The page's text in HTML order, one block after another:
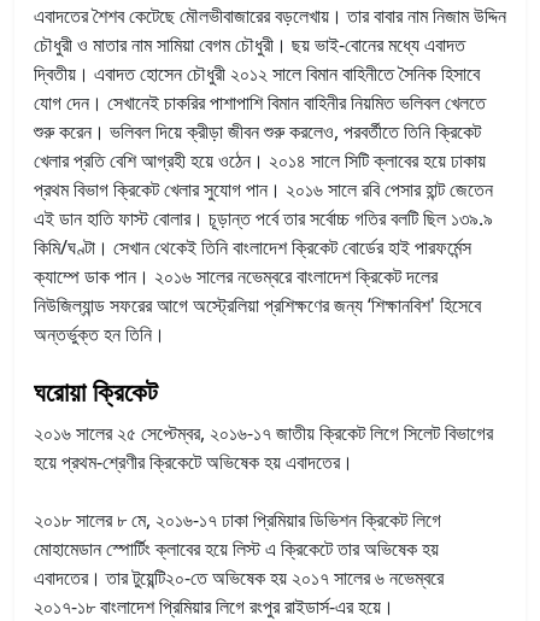
এবাদতের শৈশব কেটেছে মৌলভীবাজারের বড়লেখায়। তার বাবার নাম নিজাম উদ্দিন
চৌধুরী ও মাতার নাম সামিয়া বেগম চৌধুরী। ছয় ভাই-বোনের মধ্যে এবাদত
দ্বিতীয়। এবাদত হোসেন চৌধুরী ২০১২ সালে বিমান বাহিনীতে সৈনিক হিসাবে
যোগ দেন। সেখানেই চাকরির পাশাপাশি বিমান বাহিনীর নিয়মিত ভলিবল খেলতে
শুরু করেন। ভলিবল দিয়ে ক্রীড়া জীবন শুরু করলেও, পরবর্তীতে তিনি ক্রিকেট
খেলার প্রতি বেশি আগ্রহী হয়ে ওঠেন। ২০১৪ সালে সিটি ক্লাবের হয়ে ঢাকায়
প্রথম বিভাগ ক্রিকেট খেলার সুযোগ পান। ২০১৬ সালে রবি পেসার হান্ট জেতেন
এই ডান হাতি ফাস্ট বোলার। চূড়ান্ত পর্বে তার সর্বোচ্চ গতির বলটি ছিল ১৩৯.৯
কিমি/ঘণ্টা। সেখান থেকেই তিনি বাংলাদেশ ক্রিকেট বোর্ডের হাই পারফর্মেন্স
ক্যাম্পে ডাক পান। ২০১৬ সালের নভেম্বরে বাংলাদেশ ক্রিকেট দলের
নিউজিল্যান্ড সফরের আগে অস্ট্রেলিয়া প্রশিক্ষণের জন্য ‘শিক্ষানবিশ' হিসেবে
অন্তর্ভুক্ত হন তিনি।
ঘরোয়া ক্রিকেট
২০১৬ সালের ২৫ সেপ্টেম্বর, ২০১৬-১৭ জাতীয় ক্রিকেট লিগে সিলেট বিভাগের
হয়ে প্রথম-শ্রেণীর ক্রিকেটে অভিষেক হয় এবাদতের।
২০১৮ সালের ৮ মে, ২০১৬-১৭ ঢাকা প্রিমিয়ার ডিভিশন ক্রিকেট লিগে
মোহামেডান স্পোর্টিং ক্লাবের হয়ে লিস্ট এ ক্রিকেটে তার অভিষেক হয়
এবাদতের। তার টুয়েন্টি২০-তে অভিষেক হয় ২০১৭ সালের ৬ নভেম্বরে
২০১৭-১৮ বাংলাদেশ প্রিমিয়ার লিগে রংপুর রাইডার্স-এর হয়ে।